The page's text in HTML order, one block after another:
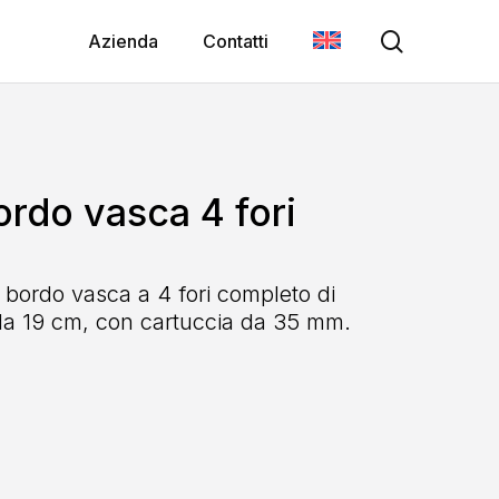
Azienda Contatti
vasca 4 fori
vasca a 4 fori completo di
19 cm, con cartuccia da 35 mm.